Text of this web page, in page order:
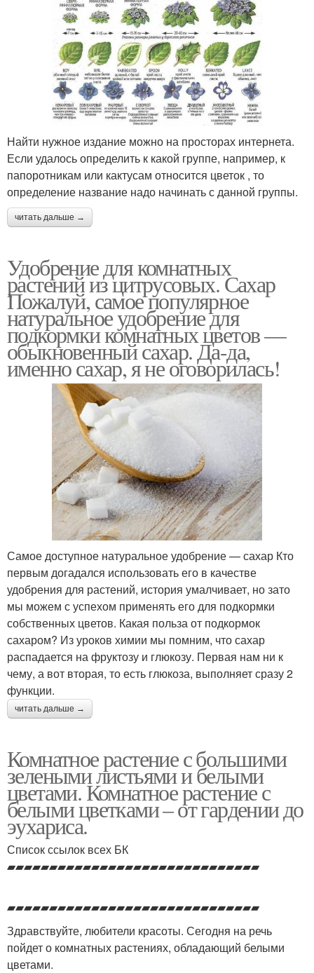
Найти нужное издание можно на просторах интернета.
Если удалось определить к какой группе, например, к
папоротникам или кактусам относится цветок , то
определение название надо начинать с данной группы.
читать дальше →
Удобрение для комнатных
растений из цитрусовых. Сахар
Пожалуй, самое популярное
натуральное удобрение для
подкормки комнатных цветов —
обыкновенный сахар. Да-да,
именно сахар, я не оговорилась!
Самое доступное натуральное удобрение — сахар Кто
первым догадался использовать его в качестве
удобрения для растений, история умалчивает, но зато
мы можем с успехом применять его для подкормки
собственных цветов. Какая польза от подкормок
сахаром? Из уроков химии мы помним, что сахар
распадается на фруктозу и глюкозу. Первая нам ни к
чему, а вот вторая, то есть глюкоза, выполняет сразу 2
функции.
читать дальше →
Комнатное растение с большими
зелеными листьями и белыми
цветами. Комнатное растение с
белыми цветками – от гардении до
эухариса.
Список ссылок всех БК
▰▰▰▰▰▰▰▰▰▰▰▰▰▰▰▰▰▰▰▰▰▰▰▰▰▰▰▰▰▰
▰▰▰▰▰▰▰▰▰▰▰▰▰▰▰▰▰▰▰▰▰▰▰▰▰▰▰▰▰▰
Здравствуйте, любители красоты. Сегодня на речь
пойдет о комнатных растениях, обладающий белыми
цветами.